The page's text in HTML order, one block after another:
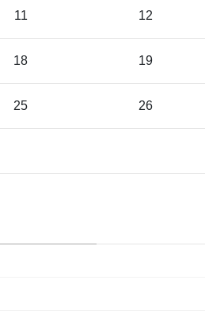
11 12
18 19
25 26